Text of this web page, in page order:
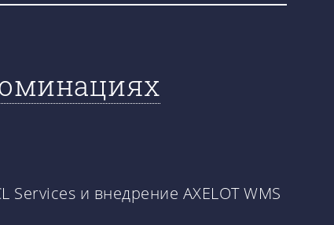
и внедрение AXELOT WMS